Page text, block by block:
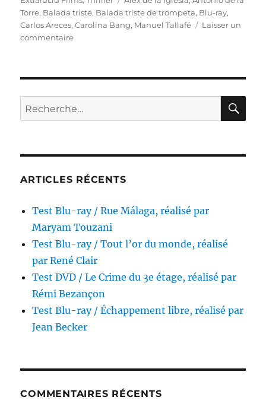
Torre, Balada triste, Balada triste de trompeta, Blu-ray,
Carlos Areces,Carolina Bang, Manuel Tallafé
Laisser un
commentairesur
Balada
triste,
réalisé
la
Iglesia
Recherche
pour :
ARTICLES RÉCENTS
Test Blu-ray / Rue Málaga, réalisé par
Maryam Touzani
Test Blu-ray / Tout l’or du monde, réalisé
par René Clair
Test DVD / Le Crime du 3e étage, réalisé par
Rémi Bezançon
Test Blu-ray / Échappement libre, réalisé par
Jean Becker
COMMENTAIRES RÉCENTS